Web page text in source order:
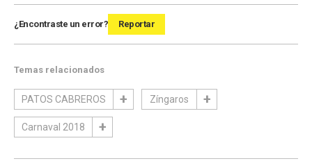
¿Encontraste un error? Reportar
Temas relacionados
PATOS CABREROS Zíngaros
Carnaval 2018